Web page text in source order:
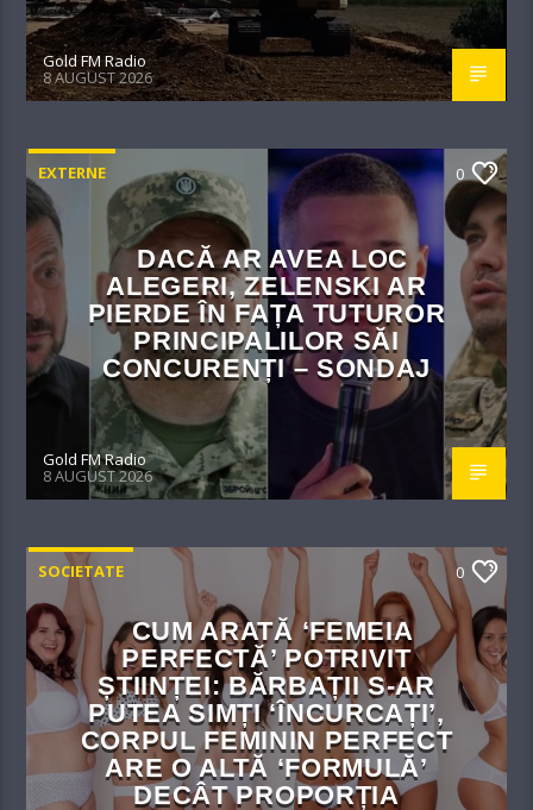
Gold FM Radio
8 AUGUST 2026
EXTERNE 0
DACĂ AR AVEA LOC
ALEGERI, ZELENSKI AR
PIERDE ÎN FAȚA TUTUROR
PRINCIPALILOR SĂI
CONCURENȚI – SONDAJ
Gold FM Radio
8 AUGUST 2026
SOCIETATE 0
CUM ARATĂ ‘FEMEIA
PERFECTĂ’ POTRIVIT
ȘTIINȚEI: BĂRBAȚII S-AR
PUTEA SIMȚI ‘ÎNCURCAȚI’,
CORPUL FEMININ PERFECT
ARE O ALTĂ ‘FORMULĂ’
DECÂT PROPORȚIA